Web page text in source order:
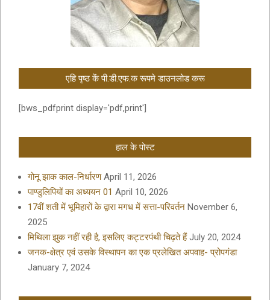
एहि पृष्ठ कें पी.डी.एफ.क रूपमे डाउनलोड करू
[bws_pdfprint display='pdf,print']
हाल के पोस्ट
गोनू झाक काल-निर्धारण April 11, 2026
पाण्डुलिपियों का अध्ययन 01 April 10, 2026
17वीं शती में भूमिहारों के द्वारा मगध में सत्ता-परिवर्तन November 6,
2025
मिथिला झुक नहीं रही है, इसलिए कट्टरपंथी चिढ़ते हैं July 20, 2024
जनक-क्षेत्र एवं उसके विस्थापन का एक प्रलेखित अपवाह- प्रोपगंडा
January 7, 2024